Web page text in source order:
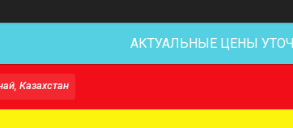
АКТУАЛЬНЫЕ ЦЕНЫ
Казахстан